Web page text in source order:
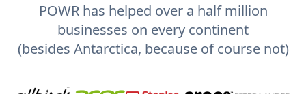
POWR has helped over a half million
businesses on every continent
(besides Antarctica, because of course not)